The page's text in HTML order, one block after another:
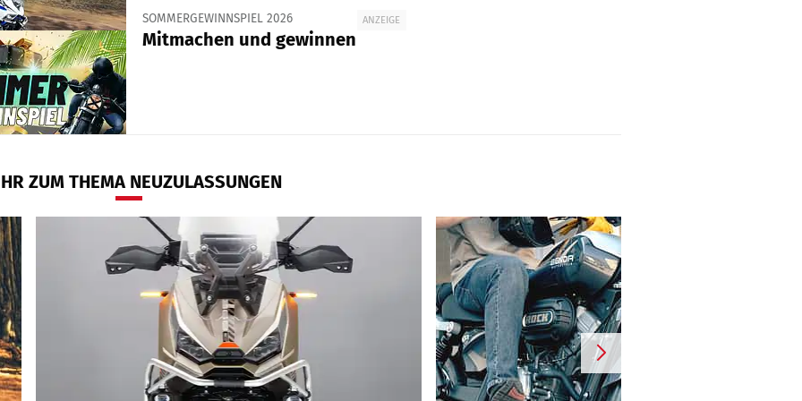
ANZEIGE
SOMMERGEWINNSPIEL 2026
Mitmachen und gewinnen
ZUM THEMA NEUZULASSUNGEN